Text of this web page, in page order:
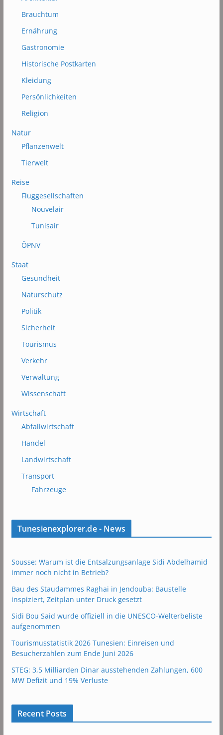
Brauchtum
Ernährung
Gastronomie
Historische Postkarten
Kleidung
Persönlichkeiten
Religion
Natur
Pflanzenwelt
Tierwelt
Reise
Fluggesellschaften
Nouvelair
Tunisair
ÖPNV
Staat
Gesundheit
Naturschutz
Politik
Sicherheit
Tourismus
Verkehr
Verwaltung
Wissenschaft
Wirtschaft
Abfallwirtschaft
Handel
Landwirtschaft
Transport
Fahrzeuge
Tunesienexplorer.de - News
Sousse: Warum ist die Entsalzungsanlage Sidi Abdelhamid
immer noch nicht in Betrieb?
Bau des Staudammes Raghai in Jendouba: Baustelle
inspiziert, Zeitplan unter Druck gesetzt
Sidi Bou Said wurde offiziell in die UNESCO-Welterbeliste
aufgenommen
Tourismusstatistik 2026 Tunesien: Einreisen und
Besucherzahlen zum Ende Juni 2026
STEG: 3,5 Milliarden Dinar ausstehenden Zahlungen, 600
MW Defizit und 19% Verluste
Recent Posts